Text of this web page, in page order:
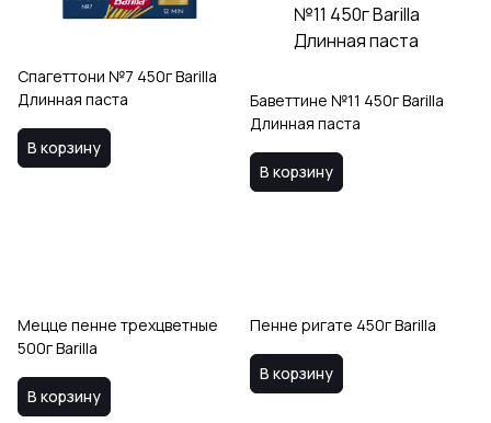
Спагеттони №7 450г Barilla
Длинная паста
В корзину
Баветтине №11 450г Barilla
Длинная паста
В корзину
Мецце пенне трехцветные
500г Barilla
В корзину
Пенне ригате 450г Barilla
В корзину